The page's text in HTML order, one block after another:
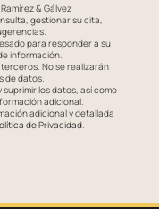
& Gálvez
gestionar su cita,
para responder a su
información.
No se realizarán
de datos.
los datos, así como
adicional.
adicional y detallada
de Privacidad.